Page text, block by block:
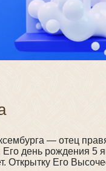
— отец
день рождения 5
Открытку Его